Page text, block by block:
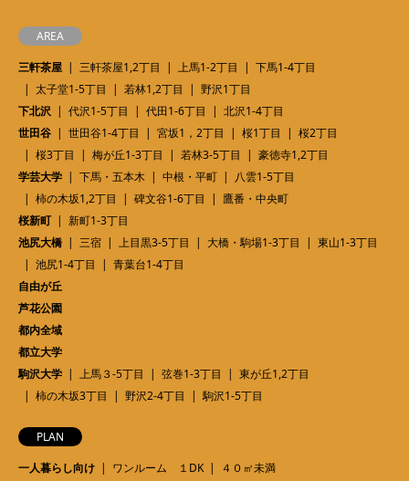
AREA
三軒茶屋
三軒茶屋1,2丁目 上馬1-2丁目
下馬1-4丁目
太子堂1-5丁目
若林1,2丁目
野沢1丁目
下北沢
代沢1-5丁目 代田1-6丁目
北沢1-4丁目
世田谷
世田谷1-4丁目 宮坂1，2丁目 桜1丁目
桜2丁目
桜3丁目
梅が丘1-3丁目 若林3-5丁目
豪徳寺1,2丁目
学芸大学
下馬・五本木 中根・平町
八雲1-5丁目
柿の木坂1,2丁目
碑文谷1-6丁目
鷹番・中央町
桜新町
新町1-3丁目
池尻大橋
三宿 上目黒3-5丁目 大橋・駒場1-3丁目
東山1-3丁目
池尻1-4丁目
青葉台1-4丁目
自由が丘
芦花公園
都内全域
都立大学
駒沢大学
上馬３-5丁目 弦巻1-3丁目
東が丘1,2丁目
柿の木坂3丁目
野沢2-4丁目 駒沢1-5丁目
PLAN
一人暮らし向け
ワンルーム １DK
４０㎡未満